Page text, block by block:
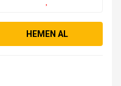
HEMEN AL